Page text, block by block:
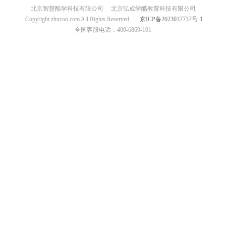
北京智慧酷学科技有限公司
北京弘成学酷教育科技有限公司
Copyright zhxcoo.com All Rights Reserved
京ICP备2023037737号-1
全国客服电话：400-6869-101